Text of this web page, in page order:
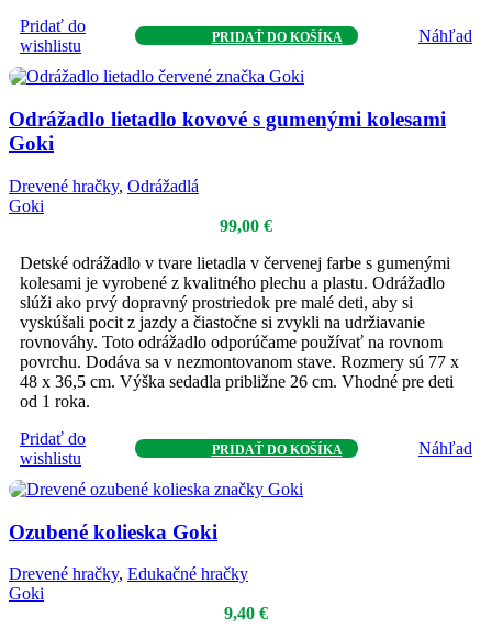
Pridať do
wishlistu
PRIDAŤ DO KOŠÍKA Náhľad
Odrážadlo lietadlo kovové s gumenými kolesami
Goki
Drevené hračky, Odrážadlá
Goki
99,00 €
Detské odrážadlo v tvare lietadla v červenej farbe s gumenými
kolesami je vyrobené z kvalitného plechu a plastu. Odrážadlo
slúži ako prvý dopravný prostriedok pre malé deti, aby si
vyskúšali pocit z jazdy a čiastočne si zvykli na udržiavanie
rovnováhy. Toto odrážadlo odporúčame používať na rovnom
povrchu. Dodáva sa v nezmontovanom stave. Rozmery sú 77 x
48 x 36,5 cm. Výška sedadla približne 26 cm. Vhodné pre deti
od 1 roka.
Pridať do
wishlistu
PRIDAŤ DO KOŠÍKA Náhľad
Ozubené kolieska Goki
Drevené hračky, Edukačné hračky
Goki
9,40 €